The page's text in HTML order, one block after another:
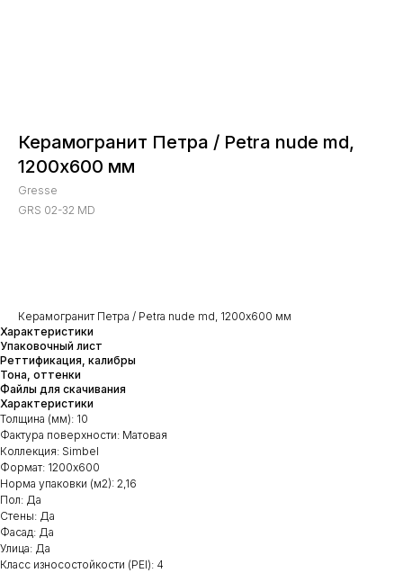
Керамогранит Петра / Petra nude md,
1200х600 мм
Gresse
GRS 02-32 MD
Керамогранит Петра / Petra nude md, 1200х600 мм
Характеристики
Упаковочный лист
Реттификация, калибры
Тона, оттенки
Файлы для скачивания
Характеристики
Толщина (мм): 10
Фактура поверхности: Матовая
Коллекция: Simbel
Формат: 1200х600
Норма упаковки (м2): 2,16
Пол: Да
Стены: Да
Фасад: Да
Улица: Да
Класс износостойкости (PEI): 4